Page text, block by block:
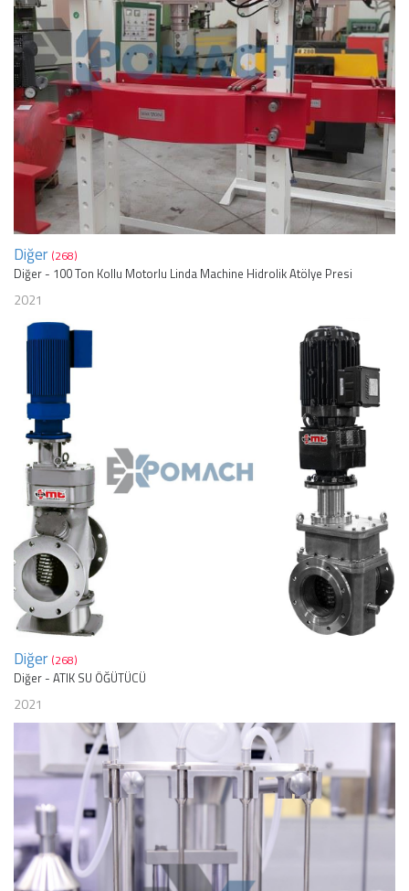
Diğer (268)
Diğer - 100 Ton Kollu Motorlu Linda Machine Hidrolik Atölye Presi
2021
Diğer (268)
Diğer - ATIK SU ÖĞÜTÜCÜ
2021